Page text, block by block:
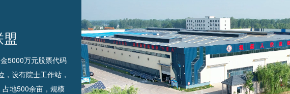
5000万元股票代码
设有院士工作站，
地500余亩，规模